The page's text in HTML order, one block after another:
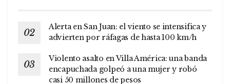
Alerta en San Juan: el viento se intensifica y
advierten por ráfagas de hasta 100 km/h
Violento asalto en Villa América: una banda
encapuchada golpeó a una mujer y robó
casi 50 millones de pesos